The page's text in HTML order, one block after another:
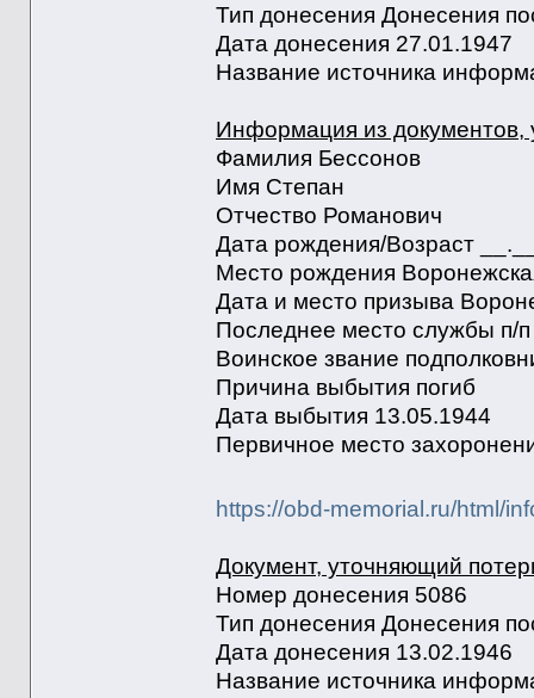
Тип донесения Донесения
Дата донесения 27.01.1947
Название источника
Информация из документов,
Фамилия Бессонов
Имя Степан
Отчество Романович
Дата рождения/Возраст
Место рождения
Дата и место призыва
Последнее место службы п/
Воинское звание
Причина выбытия погиб
Дата выбытия 13.05.1944
Первичное место
https://obd-memorial.ru/html/
Документ, уточняющий
Номер донесения 5086
Тип донесения Донесения
Дата донесения 13.02.1946
Название источника